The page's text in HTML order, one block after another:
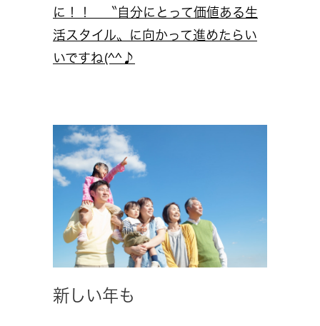
に！！ 〝自分にとって価値ある生
活スタイル〟に向かって進めたらい
いですね(^^♪
新しい年も